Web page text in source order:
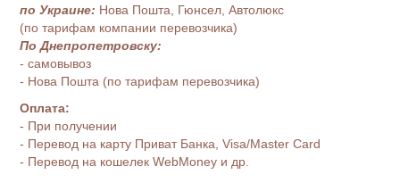
по Украине: Нова Пошта, Гюнсел, Автолюкс
(по тарифам компании перевозчика)
По Днепропетровску:
- самовывоз
- Нова Пошта (по тарифам перевозчика)
Оплата:
- При получении
- Перевод на карту Приват Банка, Visa/Master Card
- Перевод на кошелек WebMoney и др.